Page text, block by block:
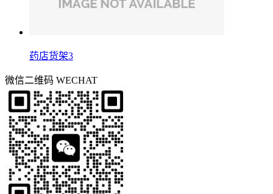
药店货架3
微信二维码 WECHAT